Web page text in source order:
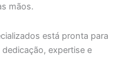
mãos.
está pronta para
expertise e